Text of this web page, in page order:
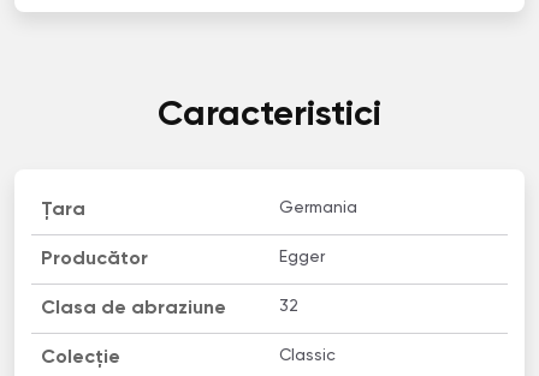
Caracteristici
Țara Germania
Producător Egger
Clasa de abraziune 32
Colecție Classic